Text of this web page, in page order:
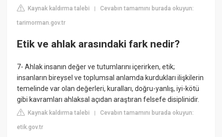
Kaynak kaldırma talebi |Cevabın tamamını burada okuyun:
tarimorman.gov.tr
Etik ve ahlak arasındaki fark nedir?
7- Ahlak insanın değer ve tutumlarını içerirken, etik;
insanların bireysel ve toplumsal anlamda kurdukları ilişkilerin
temelinde var olan değerleri, kuralları, doğru-yanlış, iyi-kötü
gibi kavramları ahlaksal açıdan araştıran felsefe disiplinidir.
Kaynak kaldırma talebi |Cevabın tamamını burada okuyun:
etik.gov.tr